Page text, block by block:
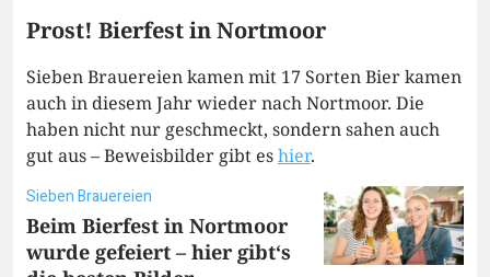
Prost! Bierfest in Nortmoor
Sieben Brauereien kamen mit 17 Sorten Bier kamen
auch in diesem Jahr wieder nach Nortmoor. Die
haben nicht nur geschmeckt, sondern sahen auch
gut aus – Beweisbilder gibt eshier.
Sieben Brauereien
Beim Bierfest in Nortmoor
wurde gefeiert – hier gibt‘s